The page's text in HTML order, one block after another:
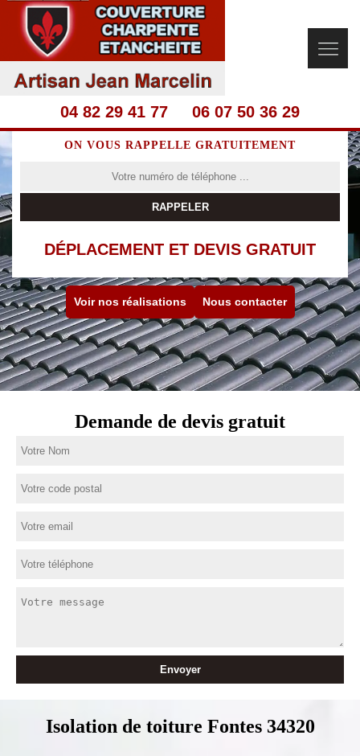
04 82 29 41 77 06 07 50 36 29
ON VOUS RAPPELLE GRATUITEMENT
DÉPLACEMENT ET DEVIS GRATUIT
Voir nos réalisations Nous contacter
Demande de devis gratuit
Isolation de toiture Fontes 34320